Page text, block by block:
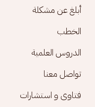
أبلغ عن مشكلة
الخطب
الدروس العلمية
تواصل معنا
فتاوى و استشارات